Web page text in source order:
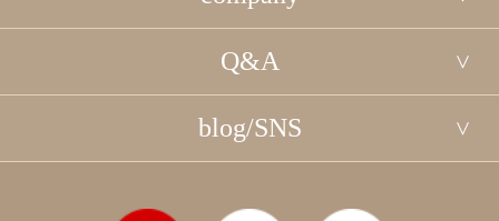
Q&A
blog/SNS